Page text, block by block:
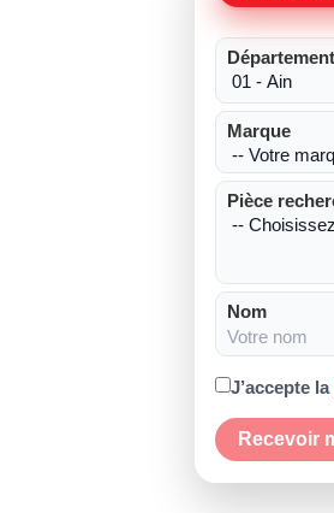
Département
Marque
Pièce
Nom
J’accepte la
Recevoir